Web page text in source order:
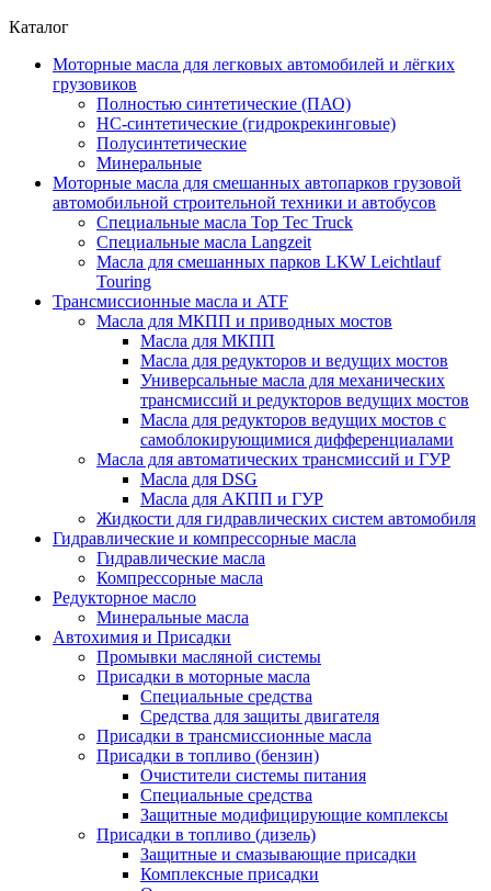
Каталог
Моторные масла для легковых автомобилей и лёгких
грузовиков
Полностью синтетические (ПАО)
НС-синтетические (гидрокрекинговые)
Полусинтетические
Минеральные
Моторные масла для смешанных автопарков грузовой
автомобильной строительной техники и автобусов
Специальные масла Top Tec Truck
Специальные масла Langzeit
Масла для смешанных парков LKW Leichtlauf
Touring
Трансмиссионные масла и ATF
Масла для МКПП и приводных мостов
Масла для МКПП
Масла для редукторов и ведущих мостов
Универсальные масла для механических
трансмиссий и редукторов ведущих мостов
Масла для редукторов ведущих мостов с
самоблокирующимися дифференциалами
Масла для автоматических трансмиссий и ГУР
Масла для DSG
Масла для АКПП и ГУР
Жидкости для гидравлических систем автомобиля
Гидравлические и компрессорные масла
Гидравлические масла
Компрессорные масла
Редукторное масло
Минеральные масла
Автохимия и Присадки
Промывки масляной системы
Присадки в моторные масла
Специальные средства
Средства для защиты двигателя
Присадки в трансмиссионные масла
Присадки в топливо (бензин)
Очистители системы питания
Специальные средства
Защитные модифицирующие комплексы
Присадки в топливо (дизель)
Защитные и смазывающие присадки
Комплексные присадки